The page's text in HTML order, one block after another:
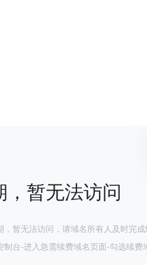
，暂无法访问
，暂无法访问，请域名所有人及时完
制台-进入急需续费域名页面-勾选续费